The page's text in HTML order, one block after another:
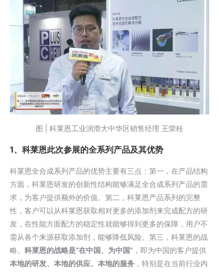
图 | 科莱恩工业润滑大中华区销售经理 王荣桂
1、科莱恩此次参展的全系列产品及其优势
科莱恩全合成系列产品的优势主要有三点：第一，在产品结构
方面，科莱恩研发的创新性结构能够满足全合成系列产品的需
求，为客户提供额外的价值。第二，科莱恩产品系列的完整
性，客户可以从科莱恩获取相对更多的添加剂来完成配方的研
发，在性能方面配方的稳定性就能够得到更多的保障，用户不
需从各个来源获取添加剂，能够降低风险。第三，科莱恩的战
略。 科莱恩的战略是“在中国、为中国” ，即为中国的客户提供
本地的研发、本地的供应、本地的服务 ，特别是在当前行业内